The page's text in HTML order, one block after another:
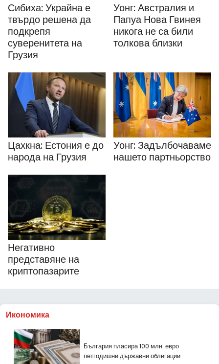
Сибиха: Украйна е
твърдо решена да
подкрепя
суверенитета на
Грузия
Уонг: Австралия и
Папуа Нова Гвинея
никога не са били
толкова близки
Цахкна: Естония е до
народа на Грузия
Уонг: Задълбочаваме
нашето партньорство
Негативно
представяне на
криптопазарите
Икономика
България пласира 100 млн. евро
петгодишни държавни облигации